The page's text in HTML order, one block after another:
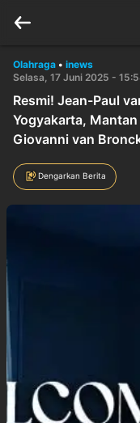
Olahraga • inews
Selasa, 17 Juni 2025 -
Resmi! Jean-Paul
Yogyakarta,
Giovanni van
Dengarkan Berita